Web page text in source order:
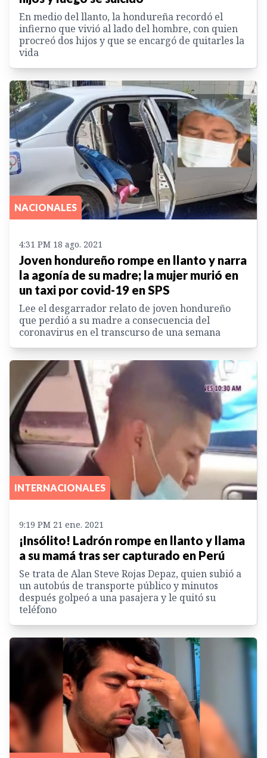
En medio del llanto, la hondureña recordó el
infierno que vivió al lado del hombre, con quien
procreó dos hijos y que se encargó de quitarles la
vida
NACIONALES
4:31 PM 18 ago. 2021
Joven hondureño rompe en llanto y narra
la agonía de su madre; la mujer murió en
un taxi por covid-19 en SPS
Lee el desgarrador relato de joven hondureño
que perdió a su madre a consecuencia del
coronavirus en el transcurso de una semana
INTERNACIONALES
9:19 PM 21 ene. 2021
¡Insólito! Ladrón rompe en llanto y llama
a su mamá tras ser capturado en Perú
Se trata de Alan Steve Rojas Depaz, quien subió a
un autobús de transporte público y minutos
después golpeó a una pasajera y le quitó su
teléfono